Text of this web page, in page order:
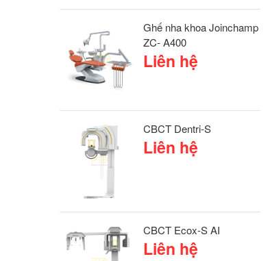
Ghế nha khoa Joinchamp
ZC- A400
Liên hệ
CBCT Dentri-S
Liên hệ
CBCT Ecox-S AI
Liên hệ